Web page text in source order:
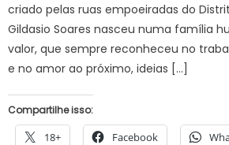
criado pelas ruas empoeiradas do
Gildasio Soares nasceu numa família
valor, que sempre reconheceu no
e no amor ao próximo, ideias […]
Compartilhe isso:
18+ Facebook